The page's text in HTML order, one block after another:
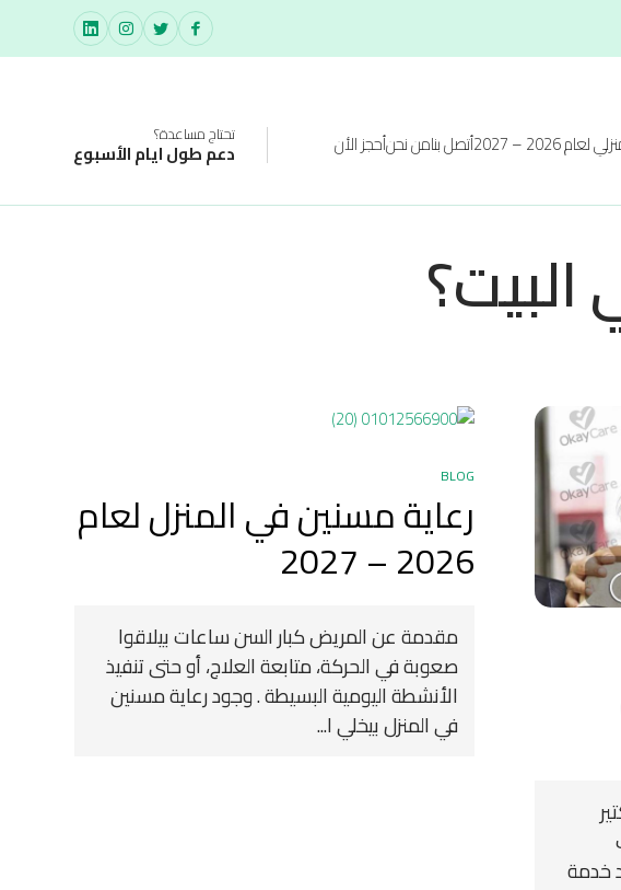
2026 – 2027 أتصل بنامن نحنأحجز الأن تحتاج مساعدة؟
دعم طول ايام الأسبوع
خدمة
BLOG
رعاية مسنين في المنزل لعام
2026 – 2027
مقدمة عن المريض كبار السن ساعات بيلاقوا
صعوبة في الحركة، متابعة العلاج، أو حتى تنفيذ
الأنشطة اليومية البسيطة . وجود رعاية مسنين
في المنزل بيخلي ا...